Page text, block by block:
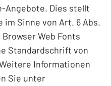
Angebote. Dies stellt
Sinne von Art. 6 Abs.
Browser Web Fonts
Standardschrift von
Informationen
Sie unter